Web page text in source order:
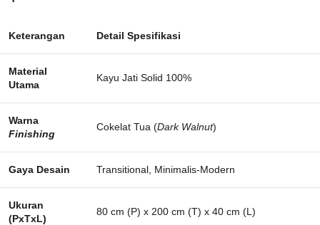
Keterangan Detail Spesifikasi
Material
Utama
Kayu Jati Solid 100%
Warna
Finishing
Cokelat Tua (Dark Walnut)
Gaya Desain Transitional, Minimalis-Modern
Ukuran
(PxTxL)
80 cm (P) x 200 cm (T) x 40 cm (L)